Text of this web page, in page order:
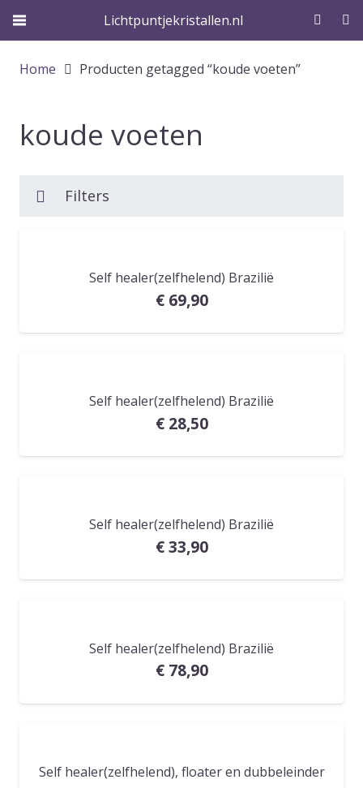
Lichtpuntjekristallen.nl
Home Producten getagged “koude voeten”
koude voeten
Filters
Self healer(zelfhelend) Brazilië
€69,90
Self healer(zelfhelend) Brazilië
€28,50
Self healer(zelfhelend) Brazilië
€33,90
Self healer(zelfhelend) Brazilië
€78,90
Self healer(zelfhelend), floater en dubbeleinder